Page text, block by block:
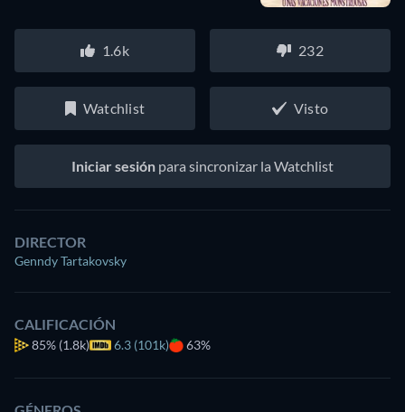
1.6k 232
Watchlist Visto
Iniciar sesión para sincronizar la Watchlist
DIRECTOR
Genndy Tartakovsky
CALIFICACIÓN
85% (1.8k) 6.3 (101k) 63%